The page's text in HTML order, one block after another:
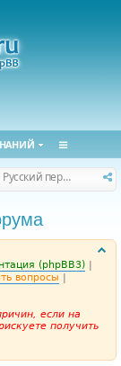
Русский перевод phpBB
(phpBB3) |
вопросы |
если на
получить